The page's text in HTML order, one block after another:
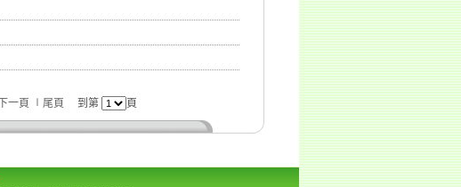
下一頁 ∣ 尾頁 到第 頁